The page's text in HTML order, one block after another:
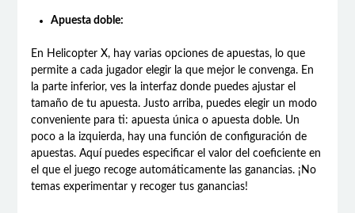
Apuesta doble:
En Helicopter X, hay varias opciones de apuestas, lo que
permite a cada jugador elegir la que mejor le convenga. En
la parte inferior, ves la interfaz donde puedes ajustar el
tamaño de tu apuesta. Justo arriba, puedes elegir un modo
conveniente para ti: apuesta única o apuesta doble. Un
poco a la izquierda, hay una función de configuración de
apuestas. Aquí puedes especificar el valor del coeficiente en
el que el juego recoge automáticamente las ganancias. ¡No
temas experimentar y recoger tus ganancias!